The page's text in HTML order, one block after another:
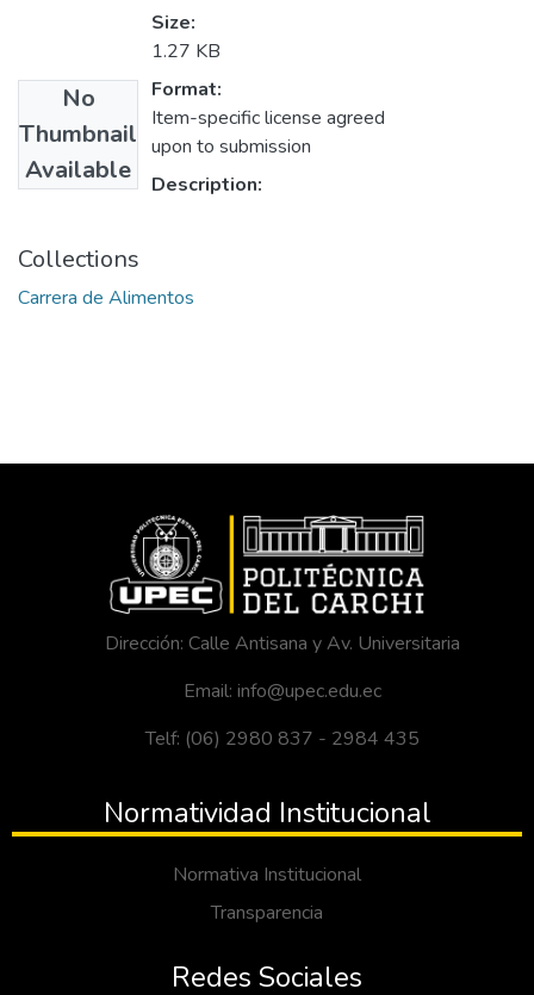
No
Thumbnail
Available
Size:
1.27 KB
Format:
Item-specific license agreed
upon to submission
Description:
Collections
Carrera de Alimentos
Dirección: Calle Antisana y Av. Universitaria
Email: info@upec.edu.ec
Telf: (06) 2980 837 - 2984 435
Normatividad Institucional
Normativa Institucional
Transparencia
Redes Sociales